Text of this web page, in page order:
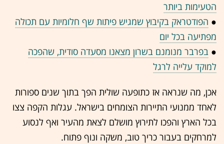
הטעימות ביותר
● הפודטראק בקיבוץ שמגיש פיתות שף חלומיות עם תכולה
מפתיעה בכל יום
● בפרבר מנומנם בשרון מצאנו מסעדה סודית, שהפכה
למוקד עלייה לרגל
אכן, מה שנראה אז כתופעה שולית הפך בתוך שנים ספורות
לאחד ממנועי התיירות הצומחים בישראל. עגלות הקפה צצו
בכל הארץ והפכו לתירוץ מושלם לצאת מהעיר ואף לנסוע
למרחקים בעבור כריך טוב, משקה ונוף פתוח.